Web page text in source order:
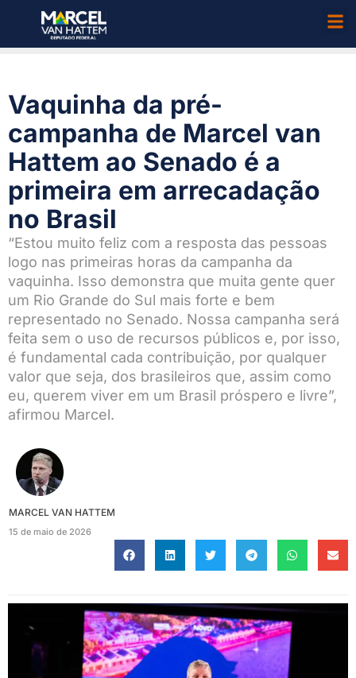
Vaquinha da pré-
campanha de Marcel van
Hattem ao Senado é a
primeira em arrecadação
no Brasil
“Estou muito feliz com a resposta das pessoas
logo nas primeiras horas da campanha da
vaquinha. Isso demonstra que muita gente quer
um Rio Grande do Sul mais forte e bem
representado no Senado. Nossa campanha será
feita sem o uso de recursos públicos e, por isso,
é fundamental cada contribuição, por qualquer
valor que seja, dos brasileiros que, assim como
eu, querem viver em um Brasil próspero e livre”,
afirmou Marcel.
MARCEL VAN HATTEM
15 de maio de 2026